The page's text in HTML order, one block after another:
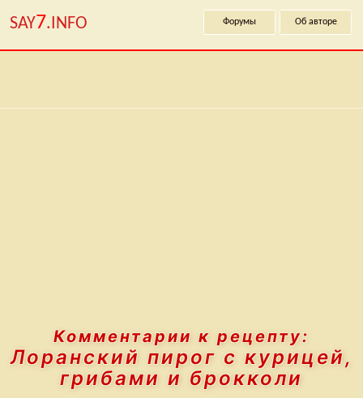
SAY7.INFO Форумы Об авторе
Комментарии к рецепту:
Лоранский пирог с курицей,
грибами и брокколи